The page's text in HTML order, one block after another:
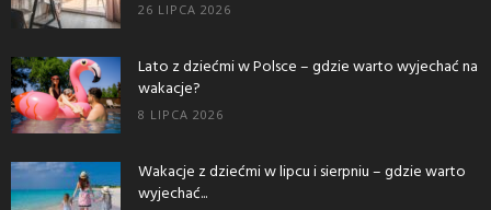
26 LIPCA 2026
Lato z dziećmi w Polsce – gdzie warto wyjechać na
wakacje?
8 LIPCA 2026
Wakacje z dziećmi w lipcu i sierpniu – gdzie warto
wyjechać...